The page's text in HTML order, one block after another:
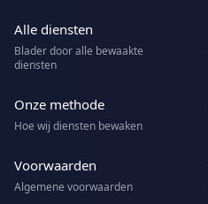
Alle diensten
Blader door alle bewaakte
diensten
Onze methode
Hoe wij diensten bewaken
Voorwaarden
Algemene voorwaarden